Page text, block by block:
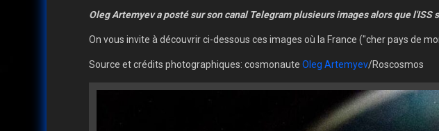
Oleg Artemyev a posté sur son canal Telegram plusieurs images alors que
On vous invite à découvrir ci-dessous ces images où la France ("cher pays de
Source et crédits photographiques: cosmonaute Oleg Artemyev/Roscosmos